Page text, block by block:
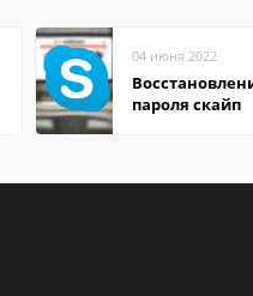
04 июня 2022
пароля скайп